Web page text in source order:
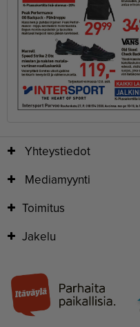
Yhteystiedot
Mediamyynti
Toimitus
Jakelu